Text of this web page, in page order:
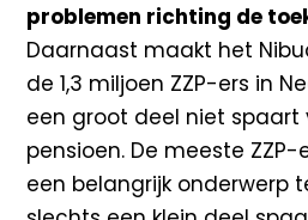
problemen richting de
Daarnaast maakt het
de 1,3 miljoen ZZP-ers in
een groot deel niet spaart
pensioen. De meeste
een belangrijk onderwerp